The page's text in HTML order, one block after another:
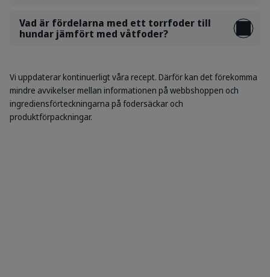
Vad är fördelarna med ett torrfoder till
hundar jämfört med våtfoder?
Vi uppdaterar kontinuerligt våra recept. Därför kan det förekomma
mindre avvikelser mellan informationen på webbshoppen och
ingrediensförteckningarna på fodersäckar och
produktförpackningar.